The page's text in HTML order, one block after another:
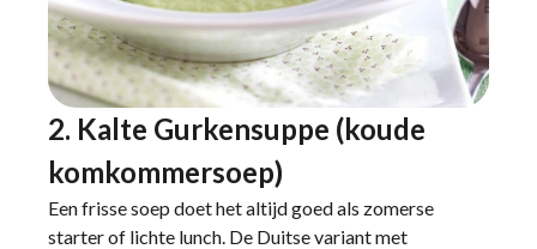
2. Kalte Gurkensuppe (koude
komkommersoep)
Een frisse soep doet het altijd goed als zomerse
starter of lichte lunch. De Duitse variant met